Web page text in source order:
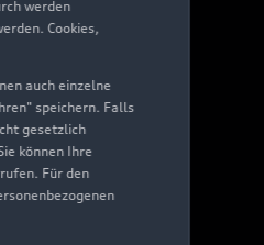
werden
Cookies,
auch einzelne
speichern. Falls
gesetzlich
können Ihre
Für den